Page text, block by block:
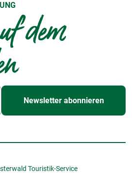
dem
Newsletter abonnieren
Touristik-Service